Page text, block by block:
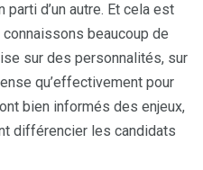
d’un autre. Et cela est
beaucoup de
sur des personnalités, sur
qu’effectivement pour
bien informés des enjeux,
différencier les candidats